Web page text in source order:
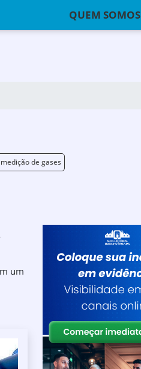
QUEM SOMOS
de gases
um